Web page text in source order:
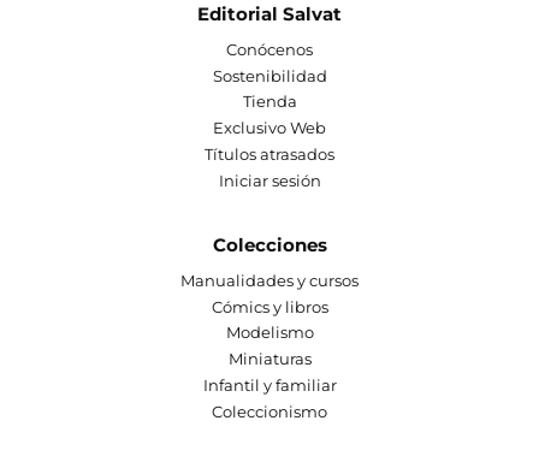
Editorial Salvat
Conócenos
Sostenibilidad
Tienda
Exclusivo Web
Títulos atrasados
Iniciar sesión
Colecciones
Manualidades y cursos
Cómics y libros
Modelismo
Miniaturas
Infantil y familiar
Coleccionismo